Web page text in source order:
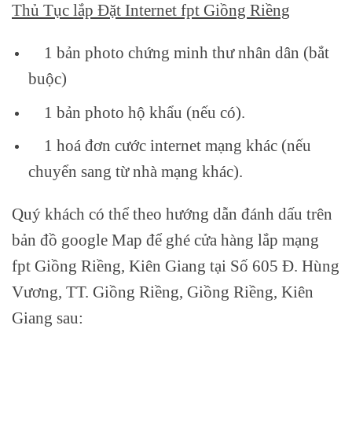
Thủ Tục lắp Đặt Internet fpt Giồng Riềng
1 bản photo chứng minh thư nhân dân (bắt
buộc)
1 bản photo hộ khẩu (nếu có).
1 hoá đơn cước internet mạng khác (nếu
chuyển sang từ nhà mạng khác).
Quý khách có thể theo hướng dẫn đánh dấu trên
bản đồ google Map để ghé cửa hàng lắp mạng
fpt Giồng Riềng, Kiên Giang tại Số 605 Đ. Hùng
Vương, TT. Giồng Riềng, Giồng Riềng, Kiên
Giang sau: